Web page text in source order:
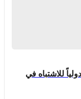
للاشتباه في